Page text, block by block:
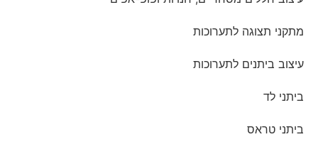
מתקני תצוגה לתערוכות
עיצוב ביתנים לתערוכות
ביתני לד
ביתני טראס